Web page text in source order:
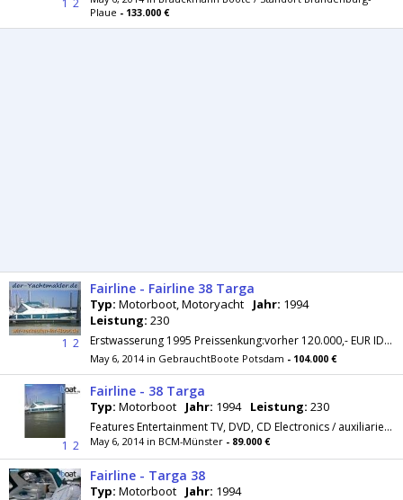
1 2
Plaue - 133.000 €
1 2
Fairline - Fairline 38 Targa
Typ: Motorboot, Motoryacht Jahr: 1994
Leistung: 230
Erstwasserung 1995 Preissenkung:vorher 120.000,- EUR ID-Nummer:3591 Liegeplatz:bei Bergkamen Motor:2x 230 PS Volvo Penta KAD42, Diesel mit...
May 6, 2014 in GebrauchtBoote Potsdam - 104.000 €
1 2
Fairline - 38 Targa
Typ: Motorboot Jahr: 1994 Leistung: 230
Features Entertainment TV, DVD, CD Electronics / auxiliaries Generator, GPS plotter, Depth sounder Kitchen equipment Refrigerator Special...
May 6, 2014 in BCM-Münster - 89.000 €
Fairline - Targa 38
Typ: Motorboot Jahr: 1994